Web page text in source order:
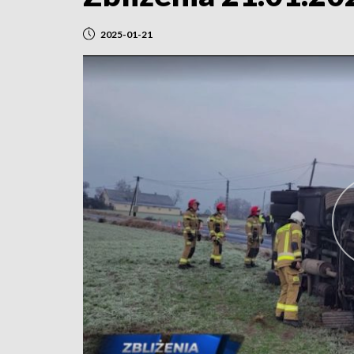
2025-01-21